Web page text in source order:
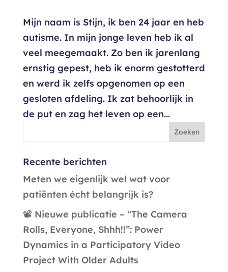
Mijn naam is Stijn, ik ben 24 jaar en heb
autisme. In mijn jonge leven heb ik al
veel meegemaakt. Zo ben ik jarenlang
ernstig gepest, heb ik enorm gestotterd
en werd ik zelfs opgenomen op een
gesloten afdeling. Ik zat behoorlijk in
de put en zag het leven op een...
Recente berichten
Meten we eigenlijk wel wat voor
patiënten écht belangrijk is?
📽️ Nieuwe publicatie – “The Camera
Rolls, Everyone, Shhh!!”: Power
Dynamics in a Participatory Video
Project With Older Adults